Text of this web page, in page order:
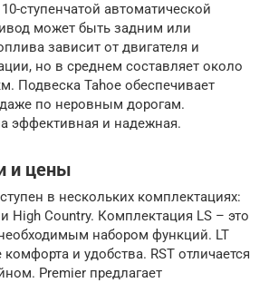
ступенчатой автоматической
может быть задним или
зависит от двигателя и
но в среднем составляет около
Подвеска Tahoe обеспечивает
по неровным дорогам.
эффективная и надежная.
и цены
в нескольких комплектациях:
и High Country. Комплектация LS – это
набором функций. LT
и удобства. RST отличается
Premier предлагает